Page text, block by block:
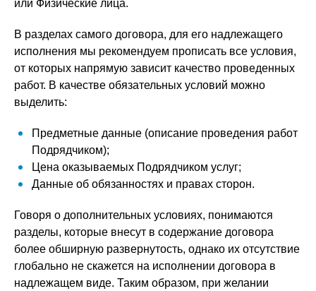
или Физические лица.
В разделах самого договора, для его надлежащего
исполнения мы рекомендуем прописать все условия,
от которых напрямую зависит качество проведенных
работ. В качестве обязательных условий можно
выделить:
Предметные данные (описание проведения работ
Подрядчиком);
Цена оказываемых Подрядчиком услуг;
Данные об обязанностях и правах сторон.
Говоря о дополнительных условиях, понимаются
разделы, которые внесут в содержание договора
более обширную развернутость, однако их отсутствие
глобально не скажется на исполнении договора в
надлежащем виде. Таким образом, при желании